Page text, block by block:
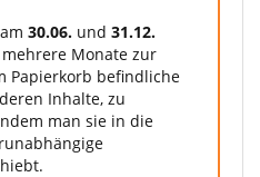
30.06. und 31.12.
Monate zur
Papierkorb befindliche
Inhalte, zu
man sie in die